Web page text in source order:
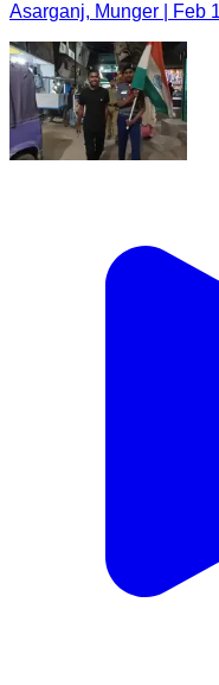
Asarganj, Munger | Feb